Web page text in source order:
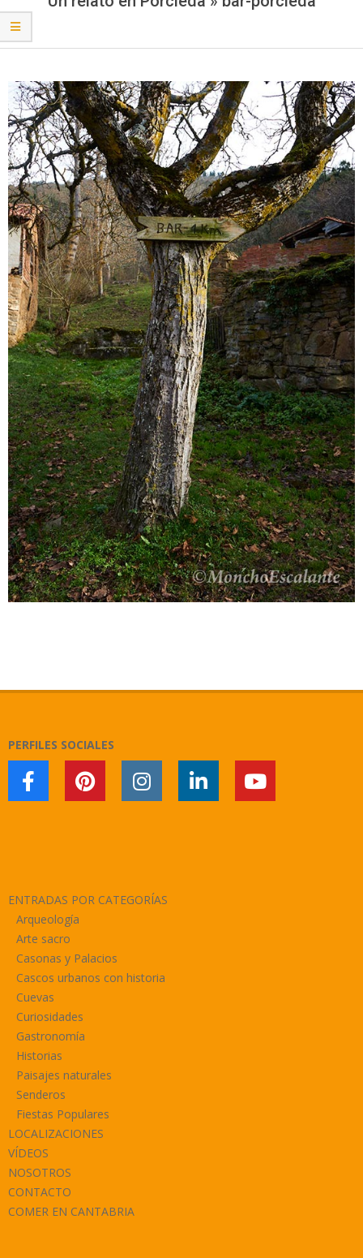
PERFILES SOCIALES
ENTRADAS POR CATEGORÍAS
Arqueología
Arte sacro
Casonas y Palacios
Cascos urbanos con historia
Cuevas
Curiosidades
Gastronomía
Historias
Paisajes naturales
Senderos
Fiestas Populares
LOCALIZACIONES
VÍDEOS
NOSOTROS
CONTACTO
COMER EN CANTABRIA